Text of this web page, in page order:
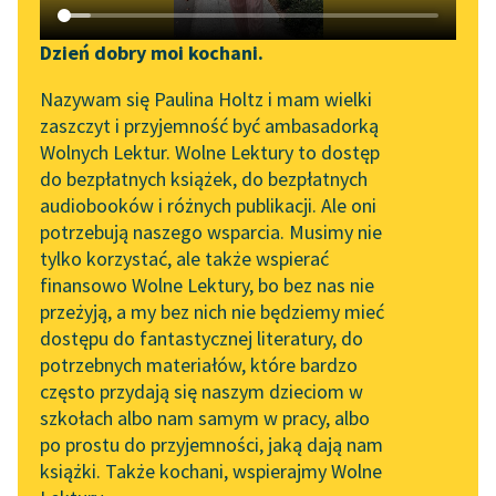
Katalog DAISY
Podkasty o książkach
Zgłoś brak utworu
Aktualności
Zapraszamy na spotkanie
online z tłumaczkami
literatury skandynawskiej
Spotkanie z Katarzyną
Tunkiel w Oslo
Wolne Lektury na 32.
Pol’and’Rock Festivalu
„Kochanek Lady
Chatterley” do słuchania
na Wolnych Lekturach
Nowy audiobook –
Narzędzia
Mapa Wolnych Lektur
Leśmianator
Przewodnik dla piszących i
czytających
API
OAI-PMH
Widget Wolnych Lektur
Przypisy
Dzień dobry moi kochani.
Nazywam się Paulina Holtz i mam wielki
zaszczyt i przyjemność być ambasadorką
Wolnych Lektur. Wolne Lektury to dostęp
do bezpłatnych książek, do bezpłatnych
audiobooków i różnych publikacji. Ale oni
potrzebują naszego wsparcia. Musimy nie
tylko korzystać, ale także wspierać
finansowo Wolne Lektury, bo bez nas nie
przeżyją, a my bez nich nie będziemy mieć
dostępu do fantastycznej literatury, do
potrzebnych materiałów, które bardzo
często przydają się naszym dzieciom w
szkołach albo nam samym w pracy, albo
po prostu do przyjemności, jaką dają nam
książki. Także kochani, wspierajmy Wolne
pobierz audiobook
pobierz książkę
Robert Koszucki , reż. Rafał Poławski
1×